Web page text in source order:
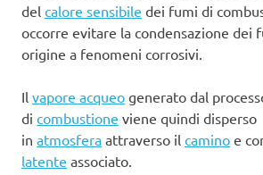
del calore sensibile dei fumi di
occorre evitare la condensazione dei
origine a fenomeni corrosivi.
Il vapore acqueo generato dal
di combustione viene quindi disperso
in atmosfera attraverso il camino e
latente associato.